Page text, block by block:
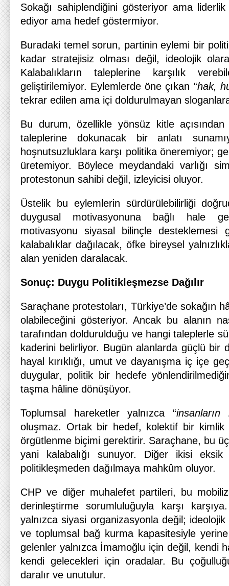
Sokağı sahiplendiğini gösteriyor ama liderlik
ediyor ama hedef göstermiyor.
Buradaki temel sorun, partinin eylemi bir
kadar stratejisiz olması değil, ideolojik
Kalabalıkların taleplerine karşılık
geliştirilemiyor. Eylemlerde öne çıkan “hak,
tekrar edilen ama içi doldurulmayan
Bu durum, özellikle yönsüz kitle
taleplerine dokunacak bir anlatı
hoşnutsuzluklara karşı politika öneremiyor;
üretemiyor. Böylece meydandaki varlığı
protestonun sahibi değil, izleyicisi oluyor.
Üstelik bu eylemlerin sürdürülebilirliği
duygusal motivasyonuna bağlı hale
motivasyonu siyasal bilinçle desteklemesi
kalabalıklar dağılacak, öfke bireysel
alan yeniden daralacak.
Sonuç: Duygu Politikleşmezse Dağılır
Saraçhane protestoları, Türkiye’de sokağın
olabileceğini gösteriyor. Ancak bu alanın
tarafından doldurulduğu ve hangi taleplerle
kaderini belirliyor. Bugün alanlarda güçlü bir
hayal kırıklığı, umut ve dayanışma iç içe
duygular, politik bir hedefe
taşma hâline dönüşüyor.
Toplumsal hareketler yalnızca “
oluşmaz. Ortak bir hedef, kolektif bir kimlik
örgütlenme biçimi gerektirir. Saraçhane, bu
yani kalabalığı sunuyor. Diğer ikisi eksik
politikleşmeden dağılmaya mahkûm oluyor.
CHP ve diğer muhalefet partileri, bu
derinleştirme sorumluluğuyla karşı
yalnızca siyasi organizasyonla değil;
ve toplumsal bağ kurma kapasitesiyle
gelenler yalnızca İmamoğlu için değil, kendi
kendi gelecekleri için oradalar. Bu
daralır ve unutulur.